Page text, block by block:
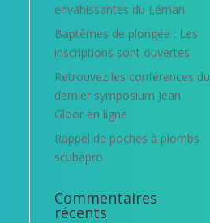
envahissantes du Léman
Baptêmes de plongée : Les
inscriptions sont ouvertes
Retrouvez les conférences du
dernier symposium Jean
Gloor en ligne
Rappel de poches à plombs
scubapro
Commentaires
récents